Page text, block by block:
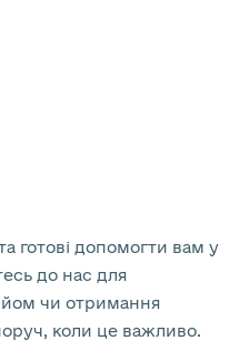
готові допомогти вам у
до нас для
чи отримання
коли це важливо.